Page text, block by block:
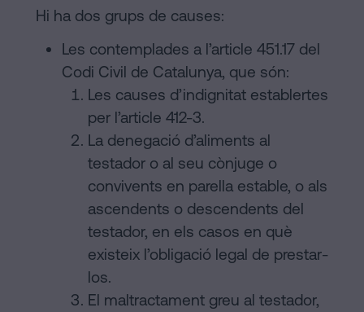
Hi ha dos grups de causes:
Les contemplades a l’article 451.17 del
Codi Civil de Catalunya, que són:
Les causes d’indignitat establertes
per l’article 412-3.
La denegació d’aliments al
testador o al seu cònjuge o
convivents en parella estable, o als
ascendents o descendents del
testador, en els casos en què
existeix l’obligació legal de prestar-
los.
El maltractament greu al testador,